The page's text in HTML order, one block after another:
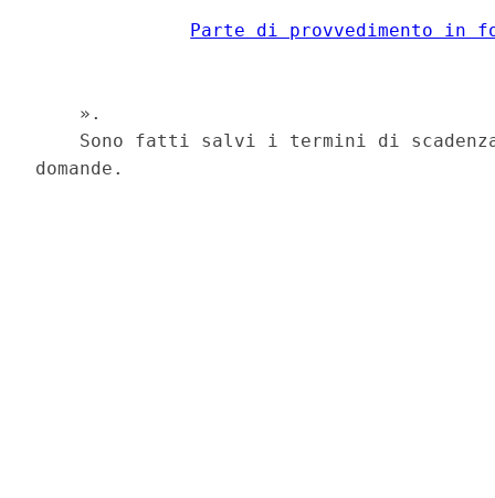
Parte di provvedimento in
    ».
Sono fatti salvi i termini di
domande.